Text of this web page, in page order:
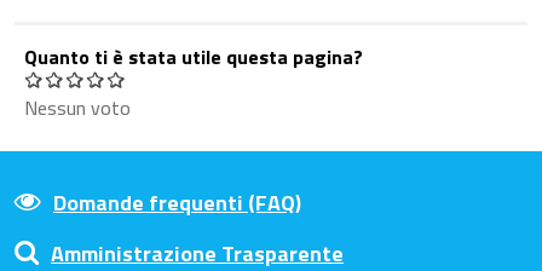
Quanto ti è stata utile questa pagina?
Nessun voto
Domande frequenti (FAQ)
Amministrazione Trasparente